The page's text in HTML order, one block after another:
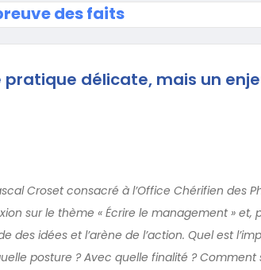
des faits
délicate, mais un
Croset consacré à l’Office Chérifien des
sur le thème « Écrire le management » et,
idées et l’arène de l’action. Quel est
posture ? Avec quelle finalité ?